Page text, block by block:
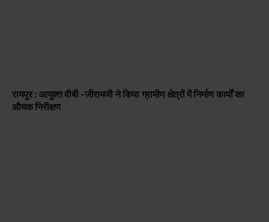
रायपुर : आयुक्त वीबी -जीरामजी ने किया ग्रामीण क्षेत्रों में निर्माण कार्यों का
औचक निरीक्षण